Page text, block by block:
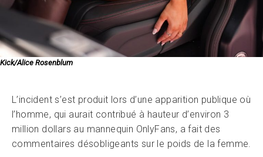
Kick/Alice Rosenblum
L’incident s’est produit lors d’une apparition publique où
l’homme, qui aurait contribué à hauteur d’environ 3
million dollars au mannequin OnlyFans, a fait des
commentaires désobligeants sur le poids de la femme.